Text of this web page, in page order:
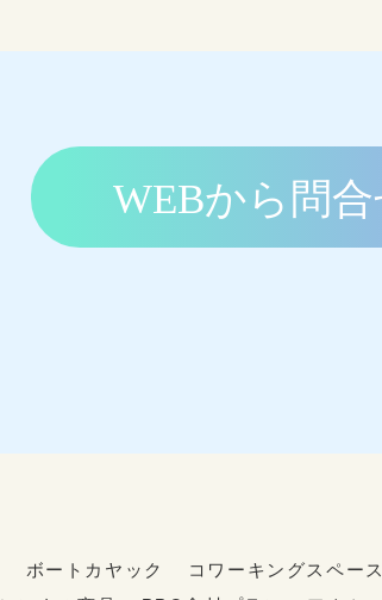
ボートカヤック
コワーキングスペース